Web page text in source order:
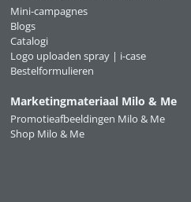
Mini-campagnes
Blogs
Catalogi
Logo uploaden spray | i-case
Bestelformulieren
Marketingmateriaal Milo & Me
Promotieafbeeldingen Milo & Me
Shop Milo & Me